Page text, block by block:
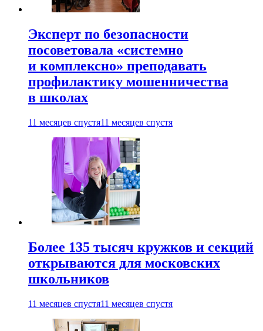
Эксперт по безопасности
посоветовала «системно
и комплексно» преподавать
профилактику мошенничества
в школах
11 месяцев спустя11 месяцев спустя
Более 135 тысяч кружков и секций
открываются для московских
школьников
11 месяцев спустя11 месяцев спустя